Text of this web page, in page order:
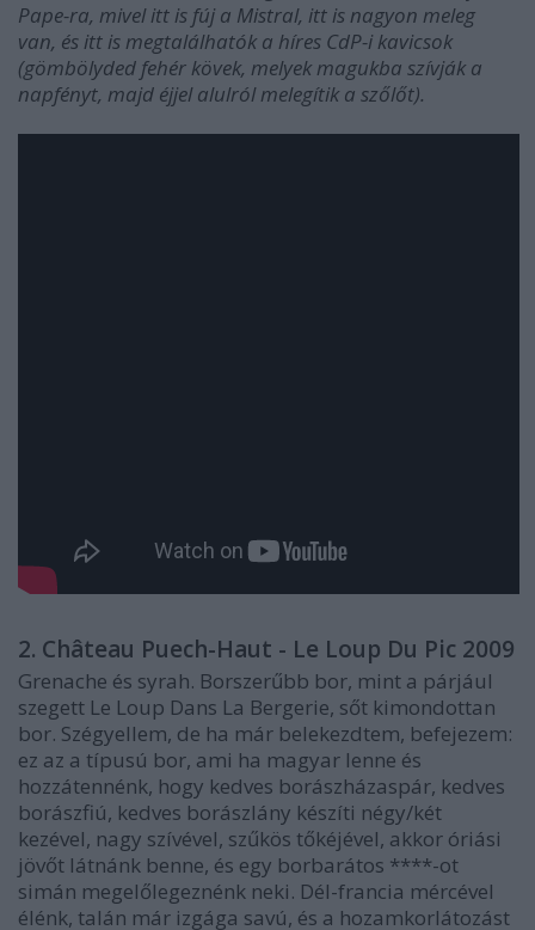
Pape-ra, mivel itt is fúj a Mistral, itt is nagyon meleg
van, és itt is megtalálhatók a híres CdP-i kavicsok
(gömbölyded fehér kövek, melyek magukba szívják a
napfényt, majd éjjel alulról melegítik a szőlőt).
2. Château Puech-Haut - Le Loup Du Pic 2009
Grenache és syrah. Borszerűbb bor, mint a párjául
szegett Le Loup Dans La Bergerie, sőt kimondottan
bor. Szégyellem, de ha már belekezdtem, befejezem:
ez az a típusú bor, ami ha magyar lenne és
hozzátennénk, hogy kedves borászházaspár, kedves
borászfiú, kedves borászlány készíti négy/két
kezével, nagy szívével, szűkös tőkéjével, akkor óriási
jövőt látnánk benne, és egy borbarátos ****-ot
simán megelőlegeznénk neki. Dél-francia mércével
élénk, talán már izgága savú, és a hozamkorlátozást